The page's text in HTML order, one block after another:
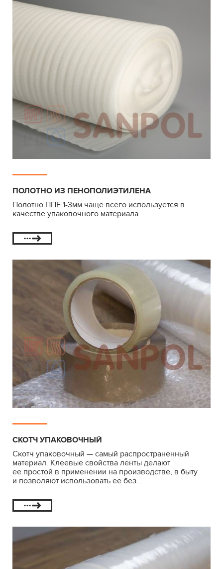
ПОЛОТНО ИЗ ПЕНОПОЛИЭТИЛЕНА
Полотно ППЕ 1-3мм чаще всего используется в
качестве упаковочного материала.
СКОТЧ УПАКОВОЧНЫЙ
Скотч упаковочный — самый распространенный
материал. Клеевые свойства ленты делают
ее простой в применении на производстве, в быту
и позволяют использовать ее без...